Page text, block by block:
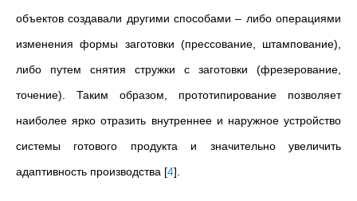
объектов создавали другими способами – либо операциями
изменения формы заготовки (прессование, штампование),
либо путем снятия стружки с заготовки (фрезерование,
точение). Таким образом, прототипирование позволяет
наиболее ярко отразить внутреннее и наружное устройство
системы готового продукта и значительно увеличить
адаптивность производства [4]